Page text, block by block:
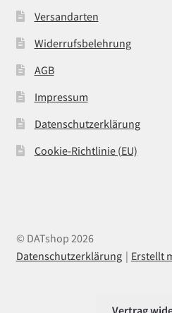
Versandarten
Widerrufsbelehrung
AGB
Impressum
Datenschutzerklärung
Cookie-Richtlinie (EU)
© DATshop 2026
Datenschutzerklärung
Erstellt